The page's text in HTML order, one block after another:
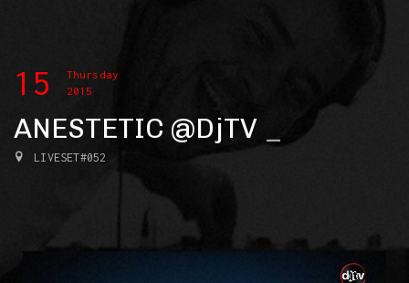
15
Thursday
2015
ANESTETIC @DjTV
LIVESET#052